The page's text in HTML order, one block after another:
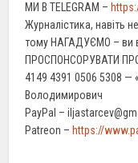
МИ В TELEGRAM –
Журналістика, навіть
тому НАГАДУЄМО – ви
ПРОСПОНСОРУВАТИ
4149 4391 0506 5308 —
Володимирович
PayPal –
Patreon – https://